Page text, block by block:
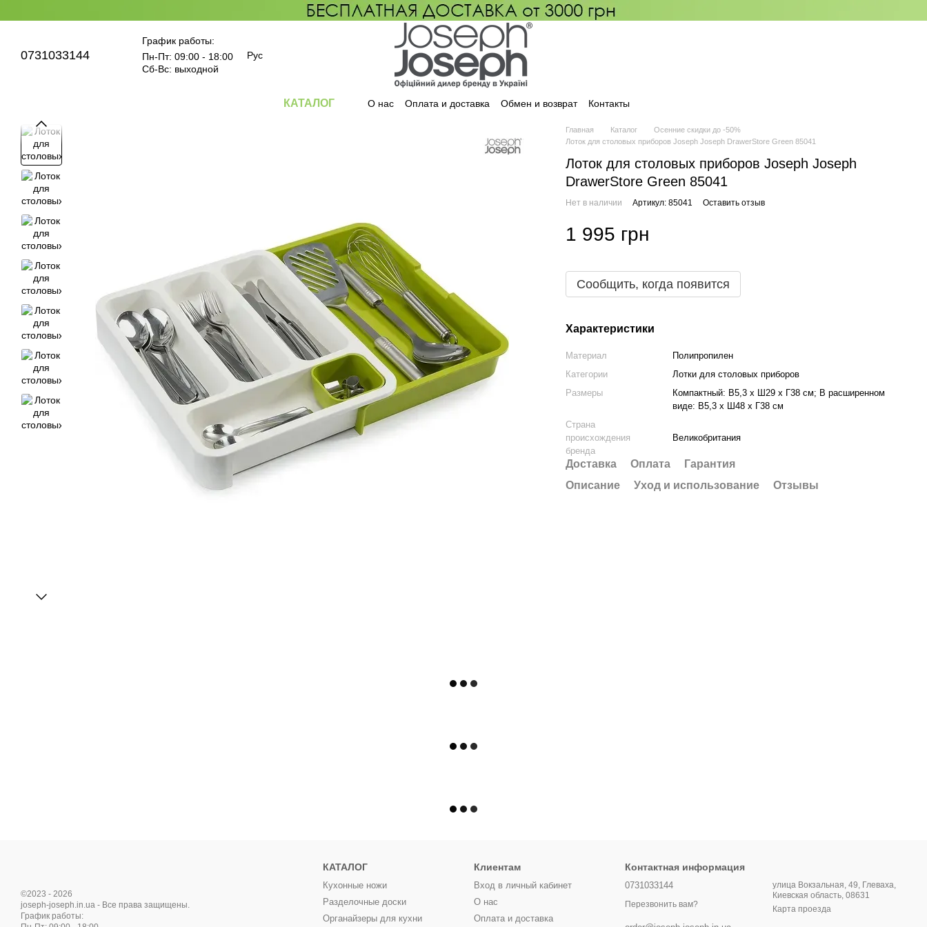
0731033144
График работы:
Пн-Пт: 09:00 - 18:00
Cб-Вс: выходной
Рус
КАТАЛОГ О нас Оплата и доставка Обмен и возврат Контакты
Главная Каталог
Осенние скидки до -50%
Лоток для столовых приборов Joseph Joseph DrawerStore Green 85041
Лоток для столовых приборов Joseph Joseph
DrawerStore Green 85041
Нет в наличии Артикул: 85041 Оставить отзыв
1 995 грн
Сообщить, когда появится
Характеристики
Материал
Полипропилен
Категории
Лотки для столовых приборов
Размеры
Компактный: В5,3 x Ш29 x Г38 см; В расширенном
виде: В5,3 x Ш48 x Г38 см
Страна
происхождения
бренда
Великобритания
Доставка Оплата
Гарантия
Описание
Уход и использование Отзывы
©2023 - 2026
joseph-joseph.in.ua - Все права защищены.
График работы:
КАТАЛОГ
Кухонные ножи
Разделочные доски
Органайзеры для кухни
Клиентам
Вход в личный кабинет
О нас
Оплата и доставка
Контактная информация
0731033144
Перезвонить вам?
улица Вокзальная, 49, Глеваха,
Киевская область, 08631
Карта проезда